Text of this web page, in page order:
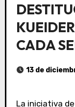
CADA
13 de
La iniciativa de Unión por la Patria obtuvo 61